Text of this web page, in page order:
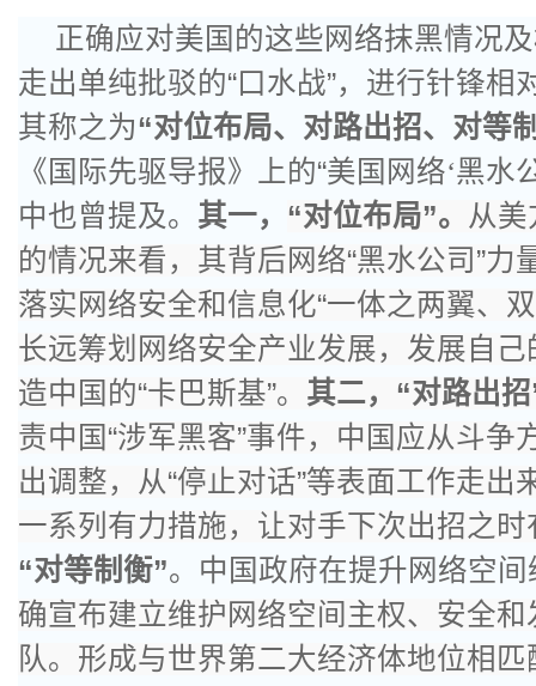
正确应对美国的这些网络抹黑情况
走出单纯批驳的“口水战”，进行针锋相
其称之为“对位布局、对路出招、对等
《国际先驱导报》上的“美国网络‘黑水
中也曾提及。 其一， “对位布局”。 从
的情况来看，其背后网络“黑水公司”力
落实网络安全和信息化“一体之两翼、
长远筹划网络安全产业发展，发展自
造中国的“卡巴斯基”。 其二，“对路出
责中国“涉军黑客”事件，中国应从斗争
出调整，从“停止对话”等表面工作走出
一系列有力措施，让对手下次出招之时
“对等制衡”。中国政府在提升网络空
确宣布建立维护网络空间主权、安全
队。形成与世界第二大经济体地位相